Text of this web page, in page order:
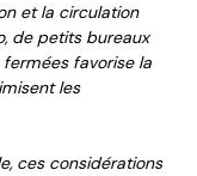
et la circulation
de petits bureaux
favorise la
les
ces considérations